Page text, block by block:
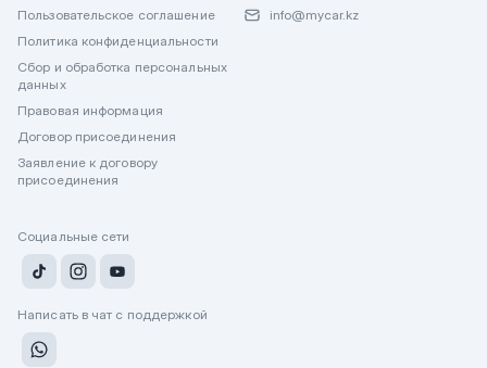
Пользовательское соглашение
Политика конфиденциальности
Сбор и обработка персональных
данных
Правовая информация
Договор присоединения
Заявление к договору
присоединения
info@mycar.kz
Социальные сети
Написать в чат с поддержкой